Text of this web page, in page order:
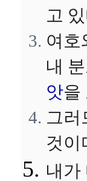
고
여호
내
앗을
그러
것이
내가